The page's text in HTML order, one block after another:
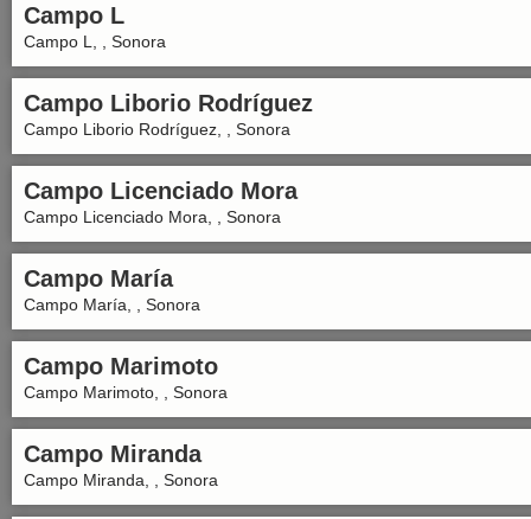
Campo L
Campo L, , Sonora
Campo Liborio Rodríguez
Campo Liborio Rodríguez, , Sonora
Campo Licenciado Mora
Campo Licenciado Mora, , Sonora
Campo María
Campo María, , Sonora
Campo Marimoto
Campo Marimoto, , Sonora
Campo Miranda
Campo Miranda, , Sonora